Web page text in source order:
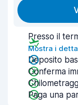
Presso il
Mostra i
Deposito
Conferma
Paga una